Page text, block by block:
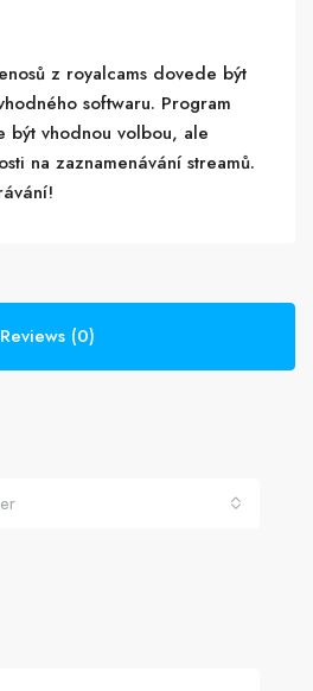
z royalcams dovede být
softwaru. Program
být vhodnou volbou, ale
na zaznamenávání streamů.
Reviews (0)